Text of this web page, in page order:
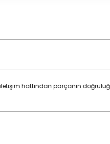
hattından parçanın